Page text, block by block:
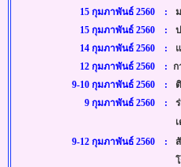
15 กุมภาพันธ์ 2560 :
15 กุมภาพันธ์ 2560 :
14 กุมภาพันธ์ 2560 :
12 กุมภาพันธ์ 2560 :
ก
9-10 กุมภาพันธ์ 2560 :
9 กุมภาพันธ์ 2560 :
9-12 กุมภาพันธ์ 2560 :